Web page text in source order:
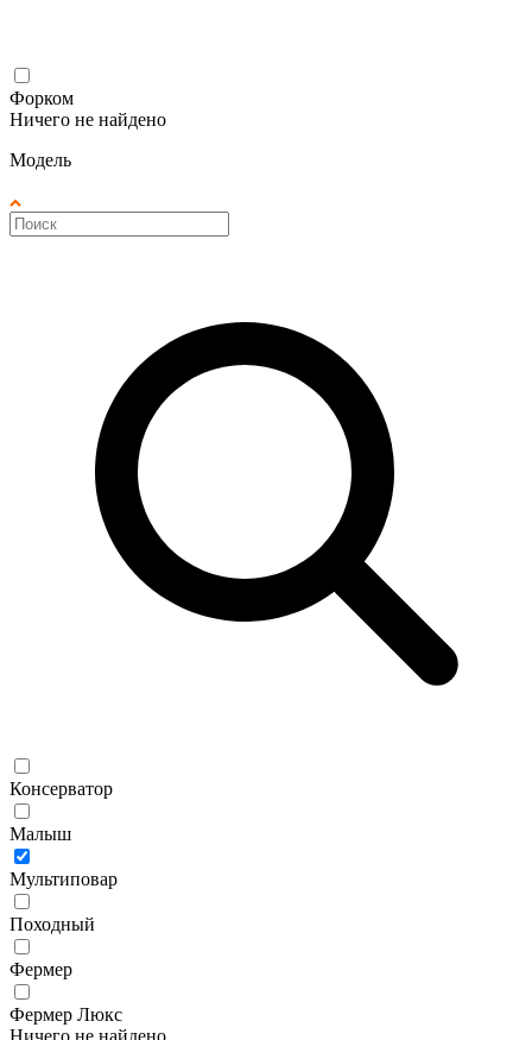
Форком
Ничего не найдено
Модель
Консерватор
Малыш
Мультиповар
Походный
Фермер
Фермер Люкс
Ничего не найдено